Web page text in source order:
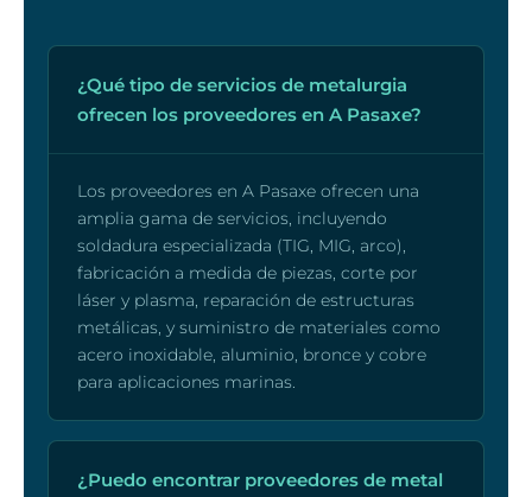
¿Qué tipo de servicios de metalurgia
ofrecen los proveedores en A Pasaxe?
Los proveedores en A Pasaxe ofrecen una
amplia gama de servicios, incluyendo
soldadura especializada (TIG, MIG, arco),
fabricación a medida de piezas, corte por
láser y plasma, reparación de estructuras
metálicas, y suministro de materiales como
acero inoxidable, aluminio, bronce y cobre
para aplicaciones marinas.
¿Puedo encontrar proveedores de metal